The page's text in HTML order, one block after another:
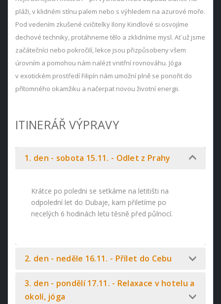
pláži, v klidném stínu palem nebo s výhledem na azurové moře.
Pod vedením zkušené cvičitelky Ilony Kindlové si osvojíme
dechové techniky, protáhneme tělo a zklidníme mysl. Ať už jsme
začátečníci nebo pokročilí, lekce jsou přizpůsobeny všem
úrovním a pomohou nám nalézt vnitřní rovnováhu. Jóga
v exotickém prostředí Filipín nám umožní plně se ponořit do
přítomného okamžiku a načerpat novou životní energii.
ITINERÁŘ VÝPRAVY
1. den - sobota 15.11. - Odlet z Prahy
Krátce po poledni se setkáme na letitišti na
odpolední let do Dubaje, kam přiletíme po
necelých 6 hodinách letu těsně před půlnocí.
2. den - neděle 16.11. - Přílet do Cebu
3. den - pondělí 17.11. - Relaxace v hotelu a
okolí, jóga